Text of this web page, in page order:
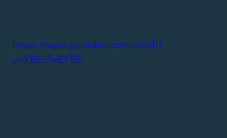
https://www.youtube.com/watch?
v=XBbcSeEFl2E